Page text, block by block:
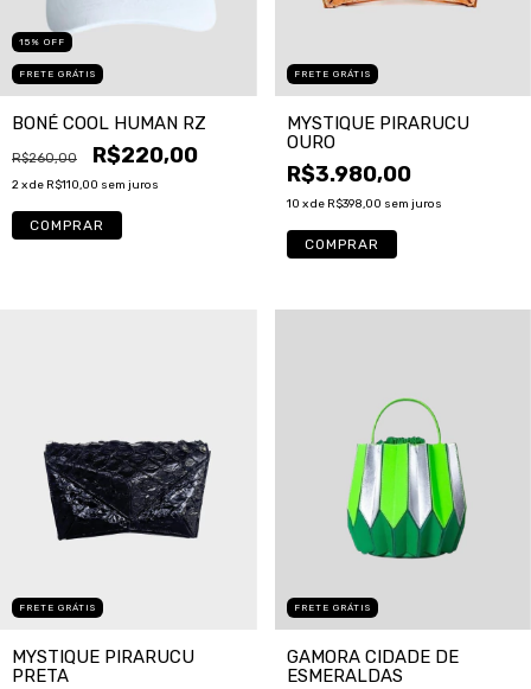
15 % OFF
FRETE GRÁTIS
BONÉ COOL HUMAN RZ
R$260,00 R$220,00
2x de R$110,00 sem juros
FRETE GRÁTIS
MYSTIQUE PIRARUCU
OURO
R$3.980,00
10 x de R$398,00 sem juros
FRETE GRÁTIS
MYSTIQUE PIRARUCU
PRETA
FRETE GRÁTIS
GAMORA CIDADE DE
ESMERALDAS